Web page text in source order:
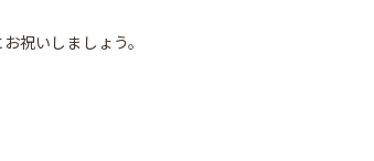
祝いしましょう。